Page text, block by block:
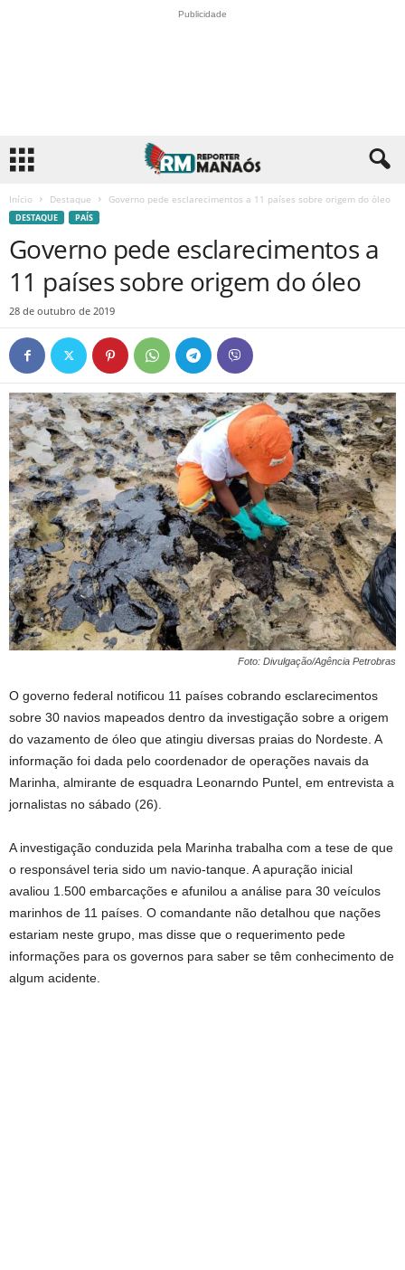
Publicidade
Início Destaque Governo pede esclarecimentos a 11 países sobre origem do óleo
DESTAQUE PAÍS
Governo pede esclarecimentos a
11 países sobre origem do óleo
28 de outubro de 2019
Foto: Divulgação/Agência Petrobras
O governo federal notificou 11 países cobrando esclarecimentos
sobre 30 navios mapeados dentro da investigação sobre a origem
do vazamento de óleo que atingiu diversas praias do Nordeste. A
informação foi dada pelo coordenador de operações navais da
Marinha, almirante de esquadra Leonarndo Puntel, em entrevista a
jornalistas no sábado (26).
A investigação conduzida pela Marinha trabalha com a tese de que
o responsável teria sido um navio-tanque. A apuração inicial
avaliou 1.500 embarcações e afunilou a análise para 30 veículos
marinhos de 11 países. O comandante não detalhou que nações
estariam neste grupo, mas disse que o requerimento pede
informações para os governos para saber se têm conhecimento de
algum acidente.